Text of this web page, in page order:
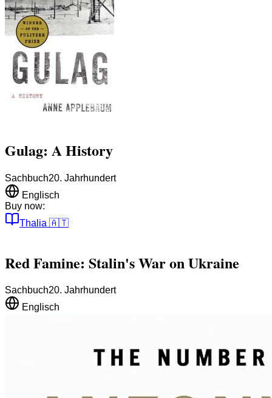
Gulag: A History
Sachbuch20. Jahrhundert
Englisch
Buy now:
Thalia 🇦🇹
Red Famine: Stalin's War on Ukraine
Sachbuch20. Jahrhundert
Englisch